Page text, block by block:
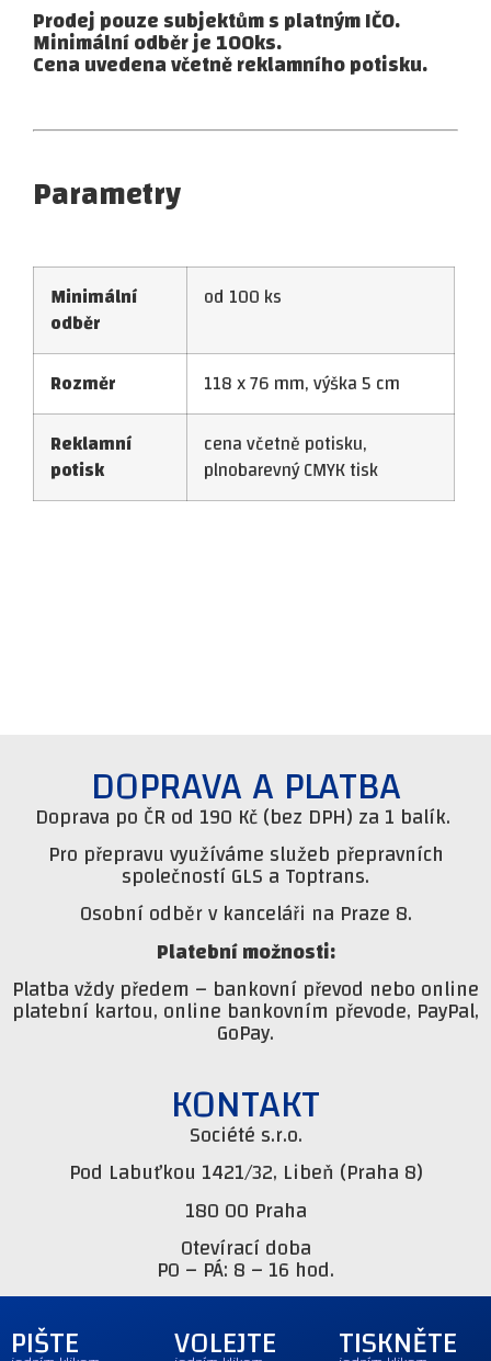
Prodej pouze subjektům s platným IČO.
Minimální odběr je 100ks.
Cena uvedena včetně reklamního potisku.
Parametry
Minimální
odběr
od 100 ks
Rozměr
118 x 76 mm, výška 5 cm
Reklamní
potisk
cena včetně potisku,
plnobarevný CMYK tisk
DOPRAVA A PLATBA
Doprava po ČR od 190 Kč (bez DPH) za 1 balík.
Pro přepravu využíváme služeb přepravních
společností GLS a Toptrans.
Osobní odběr v kanceláři na Praze 8.
Platební možnosti:
Platba vždy předem – bankovní převod nebo online
platební kartou, online bankovním převode, PayPal,
GoPay.
KONTAKT
Société s.r.o.
Pod Labuťkou 1421/32, Libeň (Praha 8)
180 00 Praha
Otevírací doba
PO – PÁ: 8 – 16 hod.
PIŠTE VOLEJTE TISKNĚTE